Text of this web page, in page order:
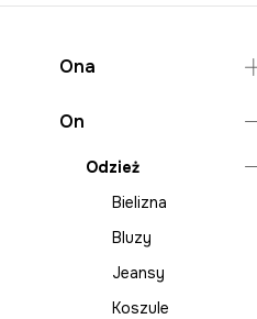
Ona
Kombinezony
Koszule i bluzki
Lifestyle i trampki
Baleriny
Plecaki
Torby płócienne
On
Odzież
Bielizna
Bluzy
Jeansy
Koszule